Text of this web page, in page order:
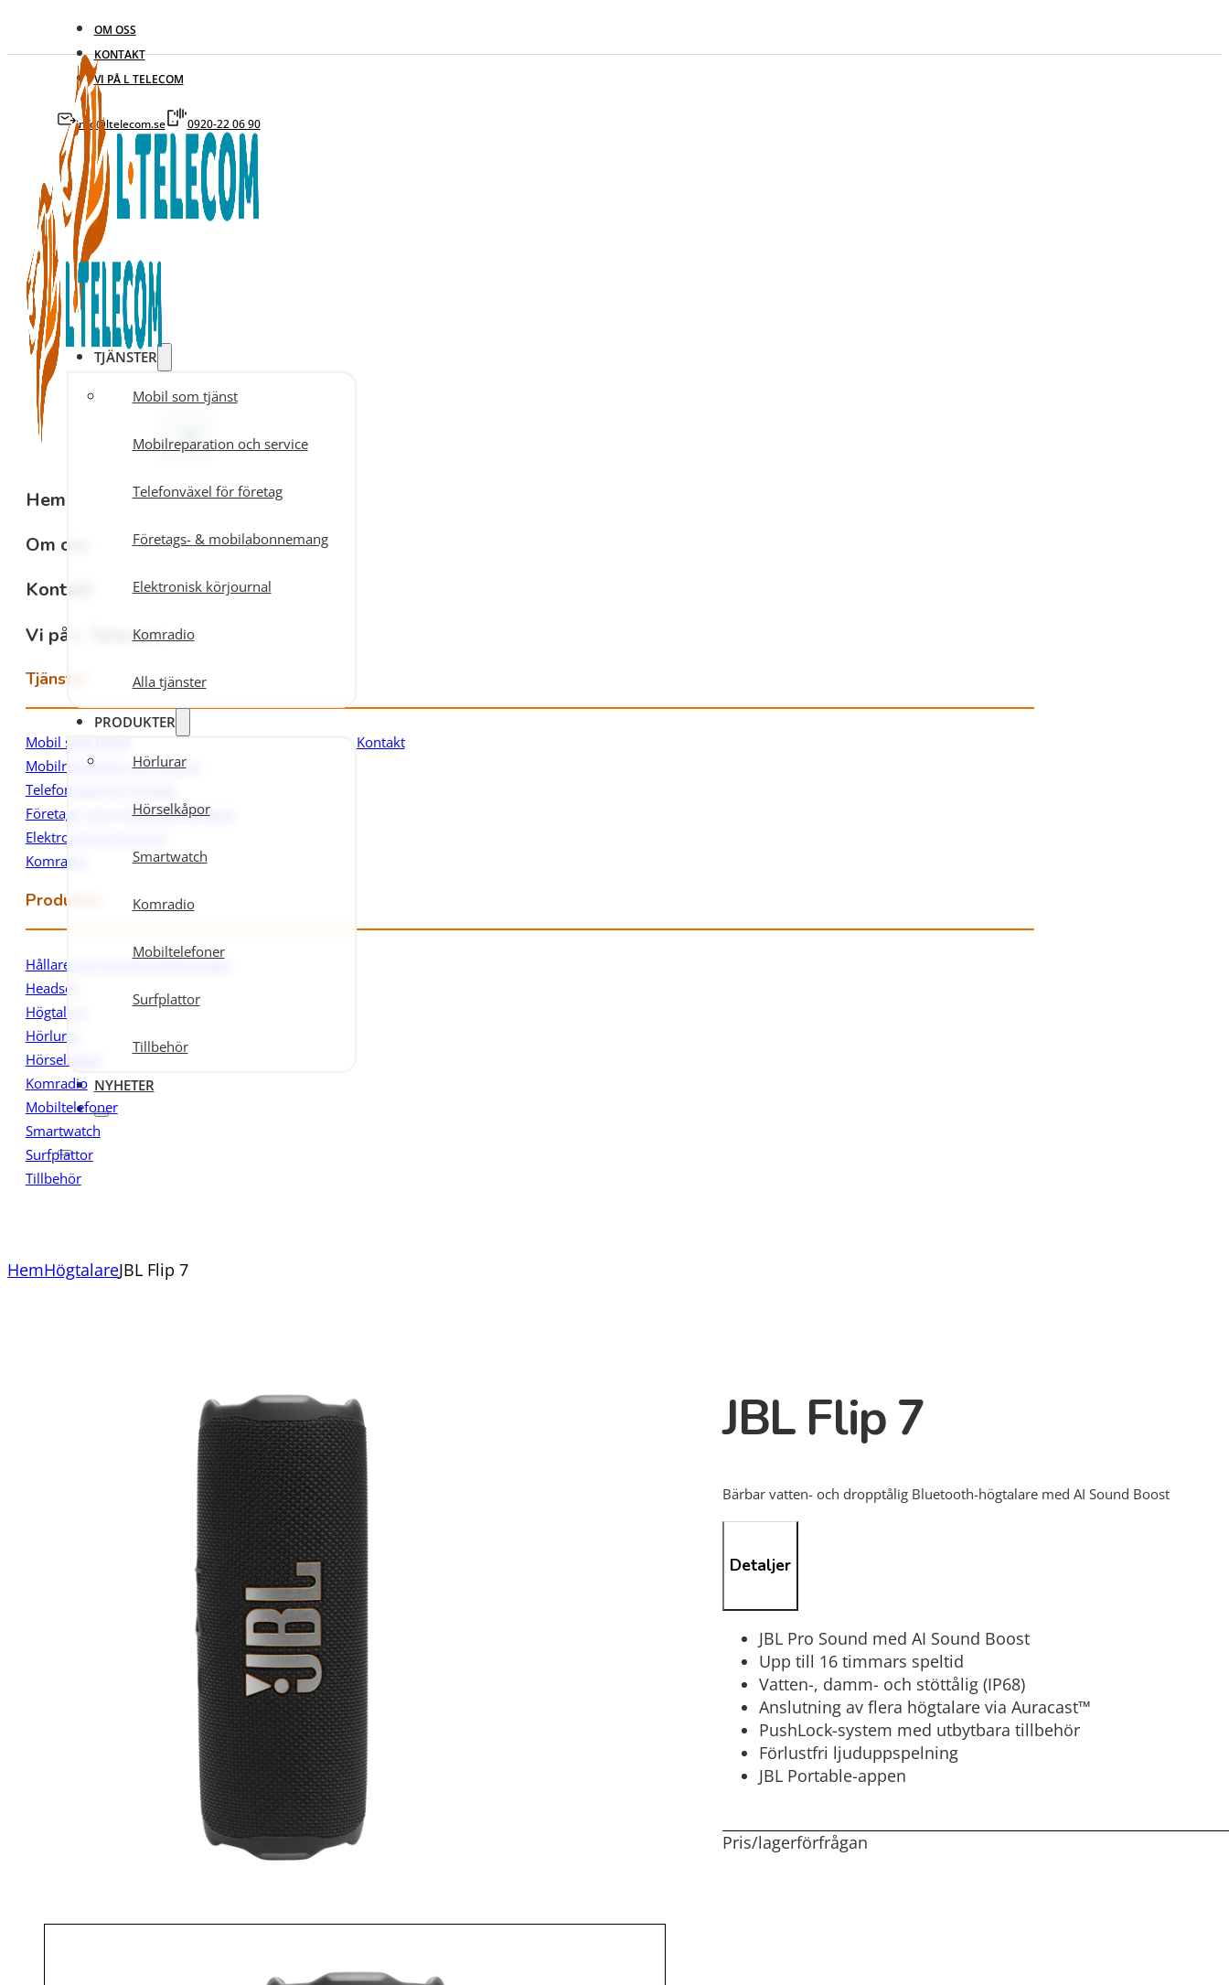
OM OSS
KONTAKT
VI PÅ L TELECOM
info@ltelecom.se 0920-22 06 90
TJÄNSTER
Mobil som tjänst
Mobilreparation och service
Telefonväxel för företag
Företags- & mobilabonnemang
Elektronisk körjournal
Komradio
Alla tjänster
PRODUKTER
Hörlurar
Hörselkåpor
Smartwatch
Komradio
Mobiltelefoner
Surfplattor
Tillbehör
NYHETER
Kontakt
Hem
Om oss
Kontakt
Vi på L Telecom
Tjänster
Mobil som tjänst
Mobilreparation och service
Telefonväxel för företag
Företags- och mobilabonnemang
Elektronisk körjournal
Komradio
Produkter
Hållare och monteringslösningar
Headset
Högtalare
Hörlurar
Hörselkåpor
Komradio
Mobiltelefoner
Smartwatch
Surfplattor
Tillbehör
HemHögtalareJBL Flip 7
JBL Flip 7
Bärbar vatten- och dropptålig Bluetooth-högtalare med AI Sound Boost
Detaljer
JBL Pro Sound med AI Sound Boost
Upp till 16 timmars speltid
Vatten-, damm- och stöttålig (IP68)
Anslutning av flera högtalare via Auracast™
PushLock-system med utbytbara tillbehör
Förlustfri ljuduppspelning
JBL Portable-appen
Pris/lagerförfrågan